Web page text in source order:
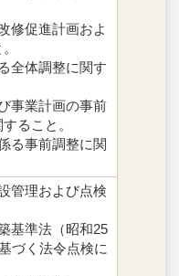
修促進計画およ
全体調整に関す
事業計画の事前
ること。
る事前調整に関
管理および点検
基準法（昭和25
づく法令点検に